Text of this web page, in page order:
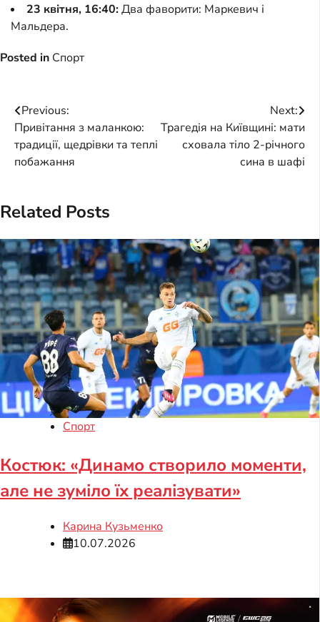
23 квітня, 16:40:Два фаворити: Маркевич і
Мальдера.
Posted in Спорт
Post
navigation
Previous:
Привітання з маланкою:
традиції, щедрівки та теплі
побажання
Next:
Трагедія на Київщині: мати
сховала тіло 2-річного
сина в шафі
Related Posts
Спорт
Костюк: «Динамо створило моменти,
але не зуміло їх реалізувати»
Карина Кузьменко
10.07.2026